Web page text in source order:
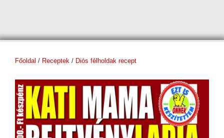
Főoldal / Receptek / Diós félholdak recept